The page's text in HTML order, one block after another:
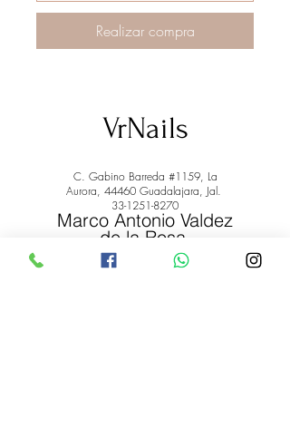
Realizar compra
VrNails
C. Gabino Barreda #1159, La
Aurora, 44460 Guadalajara, Jal.
33-1251-8270
Marco Antonio Valdez
de la Rosa.
RFC: VARM900908ER2